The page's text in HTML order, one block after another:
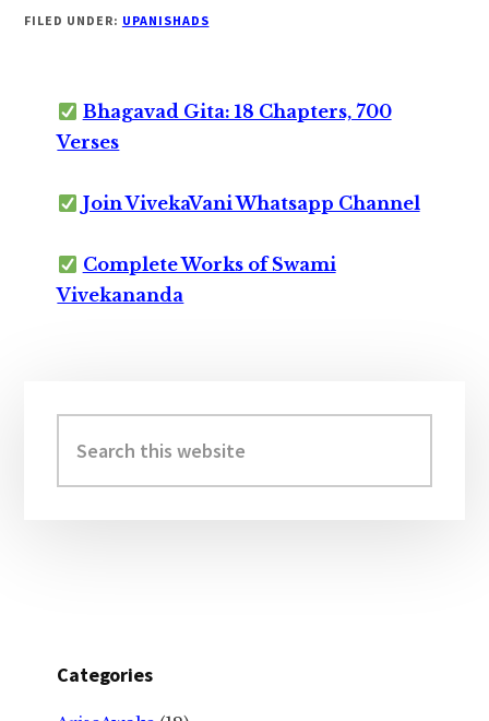
FILED UNDER: UPANISHADS
Bhagavad Gita: 18 Chapters, 700
Verses
Join VivekaVani Whatsapp Channel
Complete Works of Swami
Vivekananda
Sidebar
this
website
Categories